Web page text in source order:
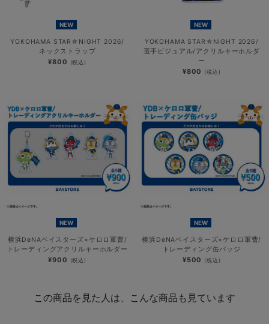
NEW
YOKOHAMA STAR☆NIGHT 2026/
ネックストラップ
¥800 (税込)
NEW
YOKOHAMA STAR☆NIGHT 2026/
選手ビジュアル/アクリルキーホルダ
ー
¥800 (税込)
NEW
横浜DeNAベイスターズ×ケロロ軍曹/
トレーディングアクリルキーホルダー
¥900 (税込)
NEW
横浜DeNAベイスターズ×ケロロ軍曹/
トレーディング缶バッジ
¥500 (税込)
この商品を見た人は、こんな商品も見ています